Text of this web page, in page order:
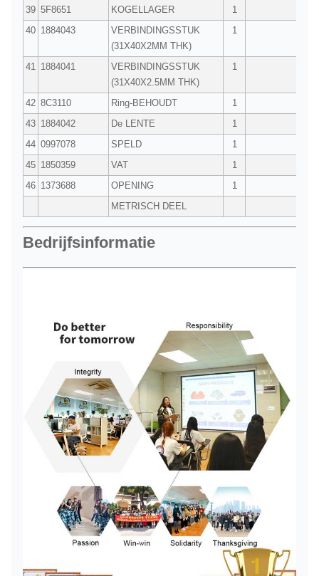
39 5F8651 KOGELLAGER
1
40 1884043
VERBINDINGSSTUK
(31X40X2MM THK)
1
41 1884041
VERBINDINGSSTUK
(31X40X2.5MM THK)
1
42 8C3110 Ring-BEHOUDT
1
43 1884042 De LENTE
1
44 0997078 SPELD
1
45 1850359 VAT
1
46 1373688 OPENING
1
METRISCH DEEL
Bedrijfsinformatie